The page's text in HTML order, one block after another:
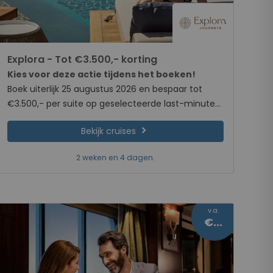
2 weken en 4 dagen.
Norwegian Cruise Line - All Inclusive
Kies voor deze actie tijdens het boeken!
Tijdelijk geldt maar liefst50% korting op alle
cruisesmet Norwegian Cruise Line!